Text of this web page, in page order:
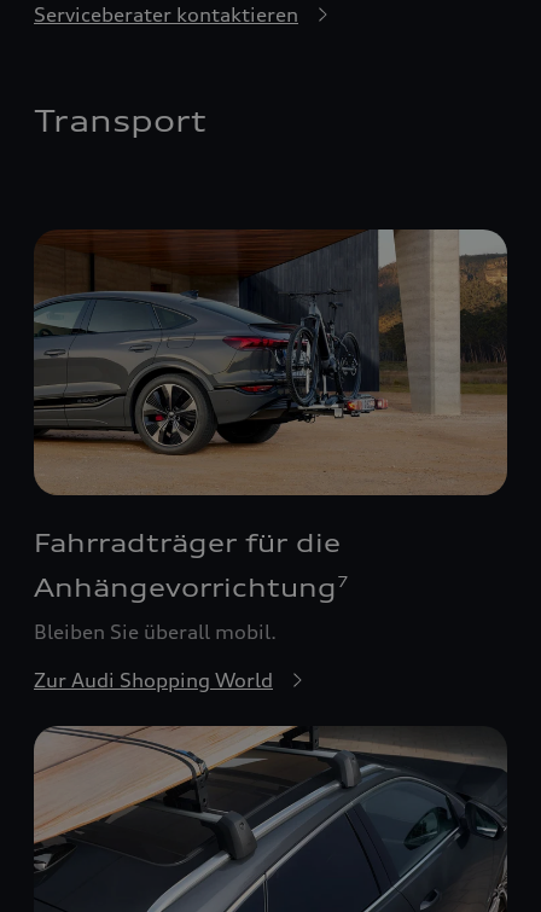
Serviceberater kontaktieren
Transport
Fahrradträger für die
Anhängevorrichtung 7
Bleiben Sie überall mobil.
Zur Audi Shopping World